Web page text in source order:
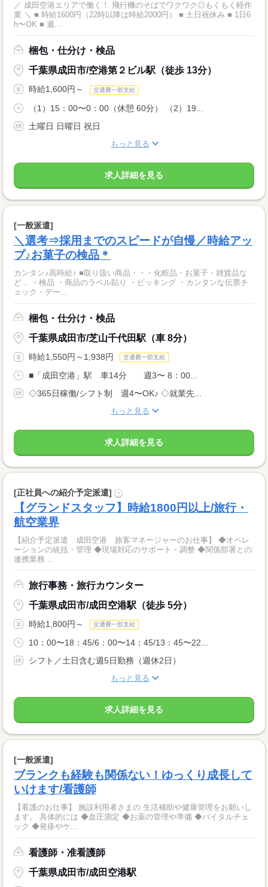
／ 成田空港エリアで働く！ 飛行機のそばでワクワク◎もくもく軽作
業 ＼ ■ 時給1600円（22時以降は時給2000円） ■ 土日祝休み ■ 1日6
h〜OK ■ 週...
梱包・仕分け・検品
千葉県成田市/空港第２ビル駅（徒歩 13分）
時給1,600円～ 交通費一部支給
（1）15：00〜0：00（休憩 60分） （2）19...
土曜日 日曜日 祝日
もっと見る
求人詳細を見る
[一般派遣]
＼選考⇒採用までのスピードが自慢／時給アッ
プ♪お菓子の検品＊
カンタン♪高時給♪ ■取り扱い商品・・・化粧品・お菓子・雑貨品な
ど... ・検品 ・商品のラベル貼り ・ピッキング ・カンタンな伝票チ
ェック・デー...
梱包・仕分け・検品
千葉県成田市/芝山千代田駅（車 8分）
時給1,550円～1,938円 交通費一部支給
■「成田空港」駅 車14分 週3〜 8：00...
◇365日稼働/シフト制 週4〜OK♪ ◇就業先...
もっと見る
求人詳細を見る
[正社員への紹介予定派遣] ?
【グランドスタッフ】時給1800円以上/旅行・
航空業界
【紹介予定派遣 成田空港 旅客マネージャーのお仕事】 ◆オペレ
ーションの統括・管理 ◆現場対応のサポート・調整 ◆関係部署との
旅行事務・旅行カウンター
千葉県成田市/成田空港駅（徒歩 5分）
時給1,800円～ 交通費一部支給
10：00〜18：45/6：00〜14：45/13：45〜22...
シフト／土日含む週5日勤務（週休2日）
もっと見る
求人詳細を見る
[一般派遣]
ブランクも経験も関係ない！ゆっくり成長して
いけます/看護師
【看護のお仕事】 施設利用者さまの 生活補助や健康管理をお願いし
ます。 具体的には ◆血圧測定 ◆お薬の管理や準備 ◆バイタルチェ
ック ◆発疹やケ...
看護師・准看護師
千葉県成田市/成田空港駅